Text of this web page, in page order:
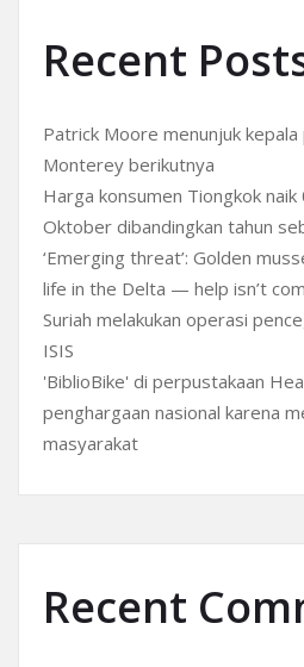
Recent
Patrick Moore menunjuk
Monterey berikutnya
Harga konsumen Tiongkok naik
Oktober dibandingkan tahun
‘Emerging threat’: Golden
life in the Delta — help isn’t
Suriah melakukan operasi
ISIS
'BiblioBike' di perpustakaan
penghargaan nasional karena
masyarakat
Recent